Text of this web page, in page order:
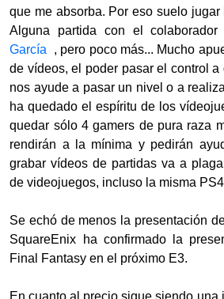
que me absorba. Por eso suelo
Alguna partida con el
García , pero poco más... Mucho
de vídeos, el poder pasar el control
nos ayude a pasar un nivel o a
ha quedado el espíritu de los
quedar sólo 4 gamers de pura raza
rendirán a la mínima y pedirán
grabar vídeos de partidas va a
de videojuegos, incluso la misma
Se echó de menos la presentación
SquareEnix ha confirmado la
Final Fantasy en el próximo E3.
En cuanto al precio sigue siendo una